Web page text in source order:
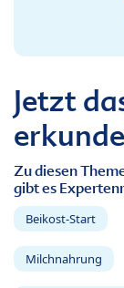
Jetzt
Zu diesen
gibt es
Beikost-Start
Milchnahrung